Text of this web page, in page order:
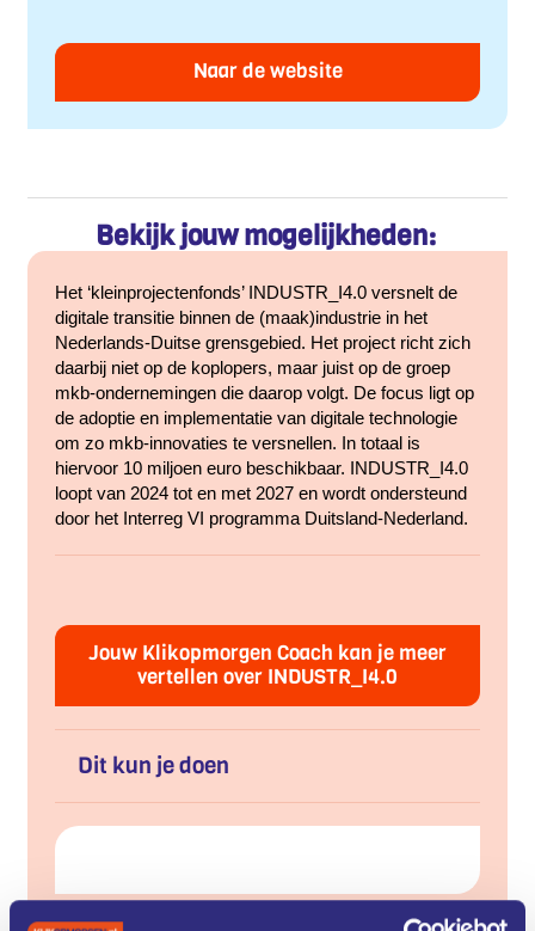
Naar de website
Bekijk jouw mogelijkheden:
Het ‘kleinprojectenfonds’ INDUSTR_I4.0 versnelt de
digitale transitie binnen de (maak)industrie in het
Nederlands-Duitse grensgebied. Het project richt zich
daarbij niet op de koplopers, maar juist op de groep
mkb-ondernemingen die daarop volgt. De focus ligt op
de adoptie en implementatie van digitale technologie
om zo mkb-innovaties te versnellen. In totaal is
hiervoor 10 miljoen euro beschikbaar. INDUSTR_I4.0
loopt van 2024 tot en met 2027 en wordt ondersteund
door het Interreg VI programma Duitsland-Nederland.
Jouw Klikopmorgen Coach kan je meer
vertellen over INDUSTR_I4.0
Dit kun je doen